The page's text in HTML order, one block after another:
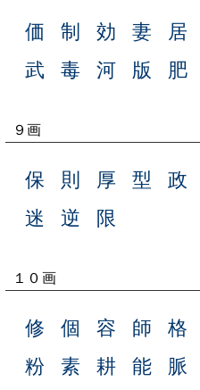
価 制 効 妻 居
武
毒 河 版 肥
９画
保 則 厚 型 政
迷
逆 限
１０画
修 個 容 師 格
粉
素 耕 能 脈